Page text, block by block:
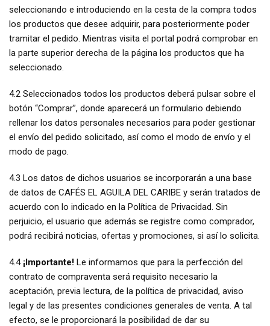
seleccionando e introduciendo en la cesta de la compra todos
los productos que desee adquirir, para posteriormente poder
tramitar el pedido. Mientras visita el portal podrá comprobar en
la parte superior derecha de la página los productos que ha
seleccionado.
4.2 Seleccionados todos los productos deberá pulsar sobre el
botón “Comprar”, donde aparecerá un formulario debiendo
rellenar los datos personales necesarios para poder gestionar
el envío del pedido solicitado, así como el modo de envío y el
modo de pago.
4.3 Los datos de dichos usuarios se incorporarán a una base
de datos de CAFÉS EL AGUILA DEL CARIBE y serán tratados de
acuerdo con lo indicado en la Política de Privacidad. Sin
perjuicio, el usuario que además se registre como comprador,
podrá recibirá noticias, ofertas y promociones, si así lo solicita.
4.4 ¡Importante! Le informamos que para la perfección del
contrato de compraventa será requisito necesario la
aceptación, previa lectura, de la política de privacidad, aviso
legal y de las presentes condiciones generales de venta. A tal
efecto, se le proporcionará la posibilidad de dar su